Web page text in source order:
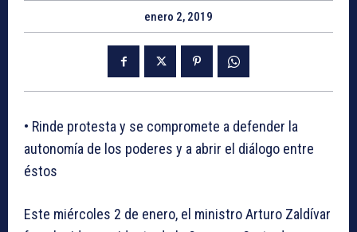
enero 2, 2019
• Rinde protesta y se compromete a defender la
autonomía de los poderes y a abrir el diálogo entre
éstos
Este miércoles 2 de enero, el ministro Arturo Zaldívar